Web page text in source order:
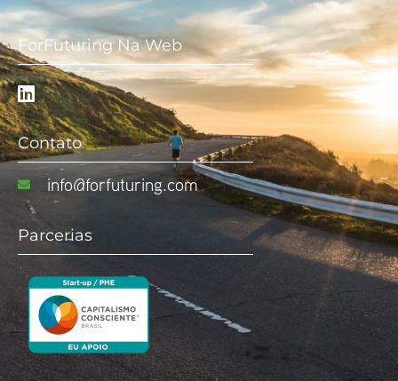
ForFuturing Na Web
Contato
info@forfuturing.com
Parcerias